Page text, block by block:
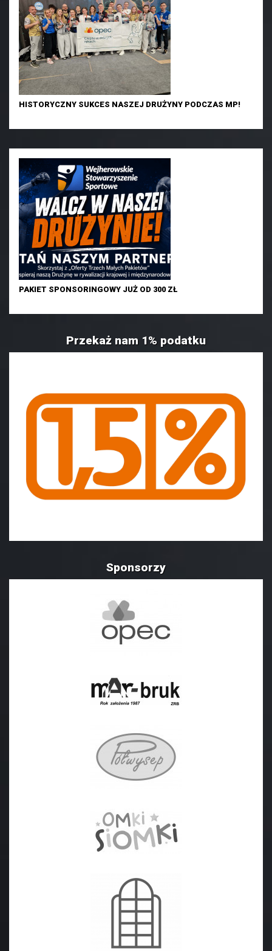
HISTORYCZNY SUKCES NASZEJ DRUŻYNY PODCZAS MP!
PAKIET SPONSORINGOWY JUŻ OD 300 ZŁ
Przekaż nam 1% podatku
Sponsorzy